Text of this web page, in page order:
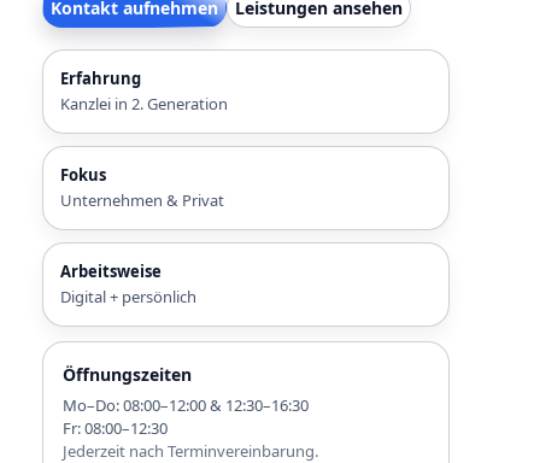
Kontakt aufnehmen Leistungen ansehen
Erfahrung
Kanzlei in 2. Generation
Fokus
Unternehmen & Privat
Arbeitsweise
Digital + persönlich
Öffnungszeiten
Mo–Do: 08:00–12:00 & 12:30–16:30
Fr: 08:00–12:30
Jederzeit nach Terminvereinbarung.